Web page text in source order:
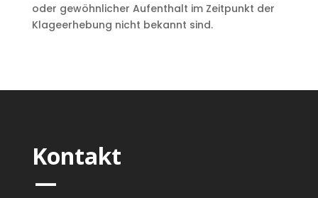
oder gewöhnlicher Aufenthalt im Zeitpunkt der
Klageerhebung nicht bekannt sind.
Kontakt
—